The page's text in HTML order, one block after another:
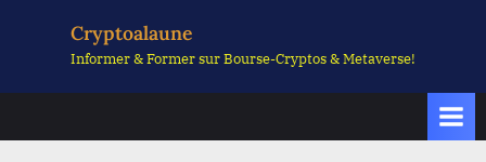
Cryptoalaune
Informer & Former sur Bourse-Cryptos & Metaverse!